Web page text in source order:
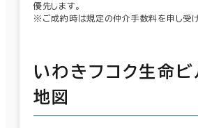
優先します。
※ご成約時は規定の仲介手数料を申し受け
いわきフコク生命
地図